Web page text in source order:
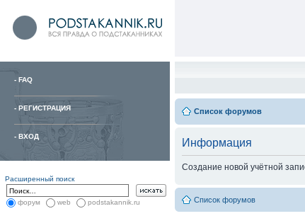
- FAQ
- РЕГИСТРАЦИЯ
- ВХОД
Расширенный поиск
форум web podstakannik.ru
Список форумов
Информация
Создание новой учётной
Список форумов